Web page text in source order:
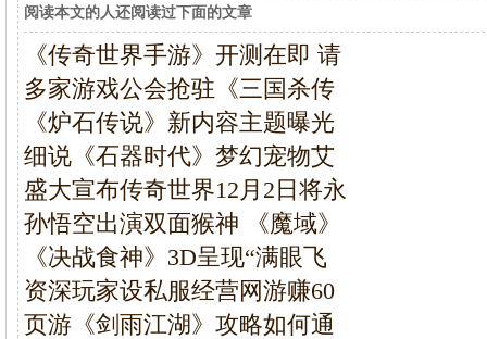
阅读本文的人还阅读过下面的文章
《传奇世界手游》开测在即 请
多家游戏公会抢驻《三国杀传
《炉石传说》新内容主题曝光
细说《石器时代》梦幻宠物艾
盛大宣布传奇世界12月2日将永
孙悟空出演双面猴神 《魔域》
《决战食神》3D呈现“满眼飞
资深玩家设私服经营网游赚60
页游《剑雨江湖》攻略如何通